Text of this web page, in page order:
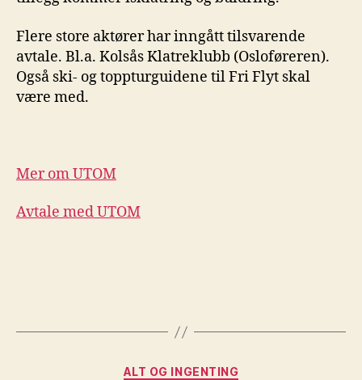
Flere store aktører har inngått tilsvarende
avtale. Bl.a. Kolsås Klatreklubb (Osloføreren).
Også ski- og toppturguidene til Fri Flyt skal
være med.
Mer om UTOM
Avtale med UTOM
Kategorier
ALT OG INGENTING